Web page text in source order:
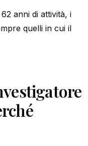
anni di attività, i
quelli in cui il